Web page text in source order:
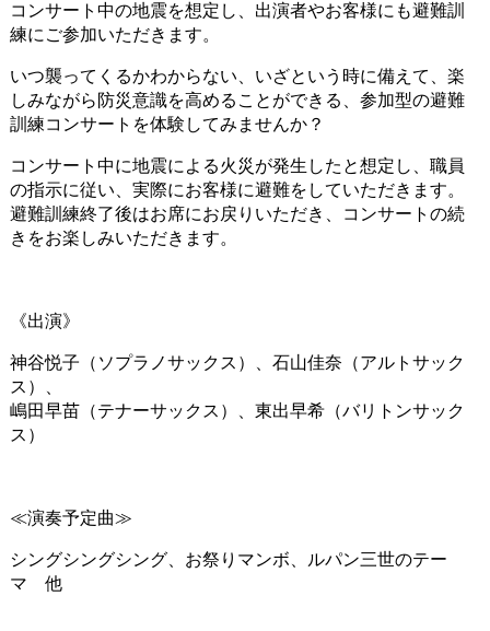
コンサート中の地震を想定し、出演者やお客様にも避難訓
練にご参加いただきます。
いつ襲ってくるかわからない、いざという時に備えて、楽
しみながら防災意識を高めることができる、参加型の避難
訓練コンサートを体験してみませんか？
コンサート中に地震による火災が発生したと想定し、職員
の指示に従い、実際にお客様に避難をしていただきます。
避難訓練終了後はお席にお戻りいただき、コンサートの続
きをお楽しみいただきます。
《出演》
神谷悦子（ソプラノサックス）、石山佳奈（アルトサック
ス）、
嶋田早苗（テナーサックス）、東出早希（バリトンサック
ス）
≪演奏予定曲≫
シングシングシング、お祭りマンボ、ルパン三世のテー
マ 他